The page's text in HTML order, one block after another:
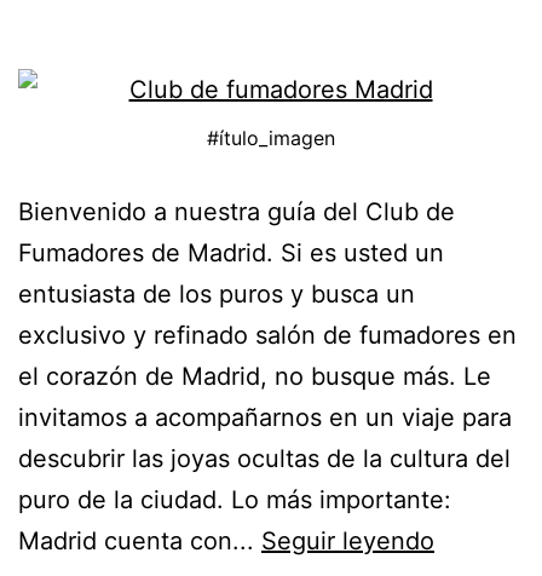
#ítulo_imagen
Bienvenido a nuestra guía del Club de
Fumadores de Madrid. Si es usted un
entusiasta de los puros y busca un
exclusivo y refinado salón de fumadores en
el corazón de Madrid, no busque más. Le
invitamos a acompañarnos en un viaje para
descubrir las joyas ocultas de la cultura del
puro de la ciudad. Lo más importante:
Madrid cuenta con... Seguir leyendo